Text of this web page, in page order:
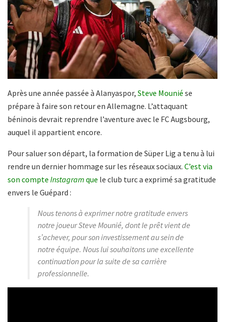
Après une année passée à Alanyaspor, Steve Mounié se
prépare à faire son retour en Allemagne. L’attaquant
béninois devrait reprendre l’aventure avec le FC Augsbourg,
auquel il appartient encore.
Pour saluer son départ, la formation de Süper Lig a tenu à lui
rendre un dernier hommage sur les réseaux sociaux. C’est via
son compte Instagram que le club turc a exprimé sa gratitude
envers le Guépard :
Nous tenons à exprimer notre gratitude envers
notre joueur Steve Mounié, dont le prêt vient de
s’achever, pour son investissement au sein de
notre équipe. Nous lui souhaitons une excellente
continuation pour la suite de sa carrière
professionnelle.